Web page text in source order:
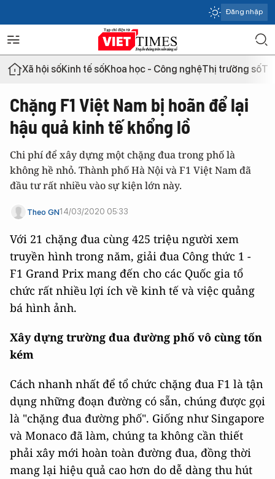
Đăng nhập
Xã hội sốKinh tế sốKhoa học - Công nghệThị trường số
Chặng F1 Việt Nam bị hoãn để lại
hậu quả kinh tế khổng lồ
Chi phí để xây dựng một chặng đua trong phố là
không hề nhỏ. Thành phố Hà Nội và F1 Việt Nam đã
đầu tư rất nhiều vào sự kiện lớn này.
Theo GN14/03/2020 05:33
Với 21 chặng đua cùng 425 triệu người xem
truyền hình trong năm, giải đua Công thức 1 -
F1 Grand Prix mang đến cho các Quốc gia tổ
chức rất nhiều lợi ích về kinh tế và việc quảng
bá hình ảnh.
Xây dựng trường đua đường phố vô cùng tốn
kém
Cách nhanh nhất để tổ chức chặng đua F1 là tận
dụng những đoạn đường có sẵn, chúng được gọi
là "chặng đua đường phố". Giống như Singapore
và Monaco đã làm, chúng ta không cần thiết
phải xây mới hoàn toàn đường đua, đồng thời
mang lại hiệu quả cao hơn do dễ dàng thu hút